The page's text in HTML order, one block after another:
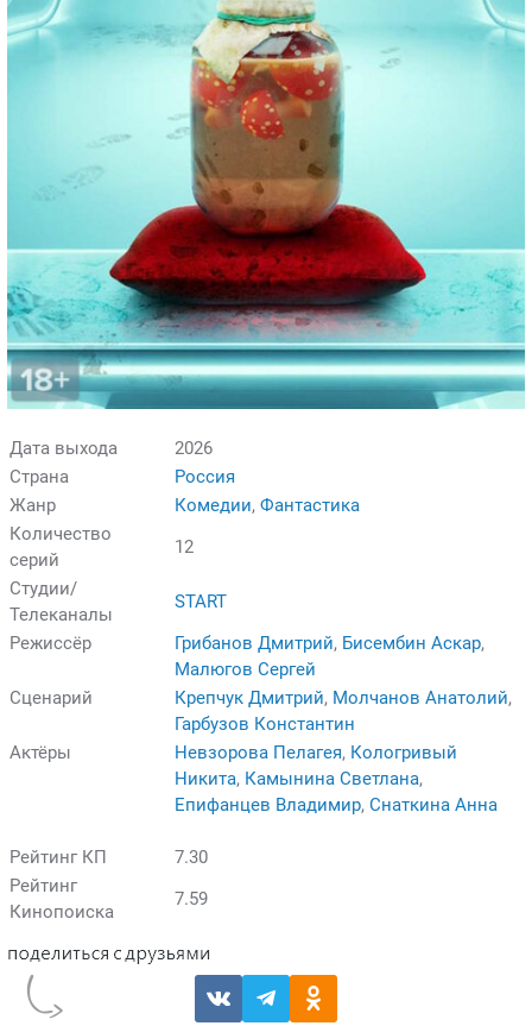
Дата выхода
2026
Страна
Россия
Жанр
Комедии, Фантастика
Количество
серий
12
Студии/
Телеканалы
START
Режиссёр
Грибанов Дмитрий, Бисембин Аскар,
Малюгов Сергей
Сценарий
Крепчук Дмитрий, Молчанов Анатолий,
Гарбузов Константин
Актёры
Невзорова Пелагея, Кологривый
Никита, Камынина Светлана,
Епифанцев Владимир, Снаткина Анна
Рейтинг КП
7.30
Рейтинг
Кинопоиска
7.59